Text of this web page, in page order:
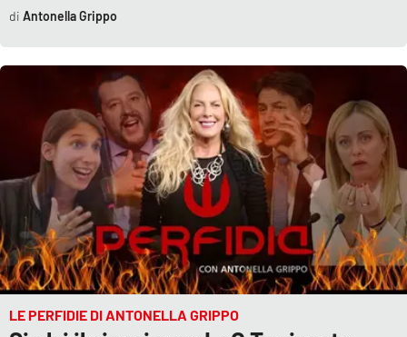
Antonella Grippo
LE PERFIDIE DI ANTONELLA GRIPPO